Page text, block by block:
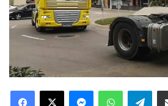
Facebook
X MessengerWhatsApp